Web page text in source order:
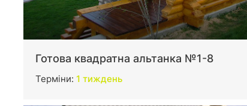
Готова квадратна альтанка №1-8
Терміни: 1 тиждень